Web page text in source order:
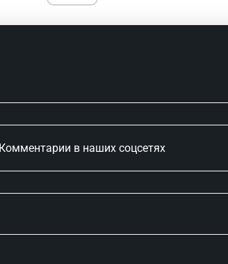
Комментарии в наших соцсетях